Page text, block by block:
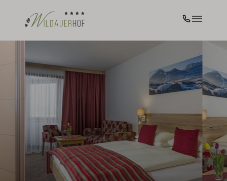
Familienfreundlich unterwegs
Ein besonderes Highlight: Bei uns sind
Kinder unter 7 Jahren kostenfrei dabei!